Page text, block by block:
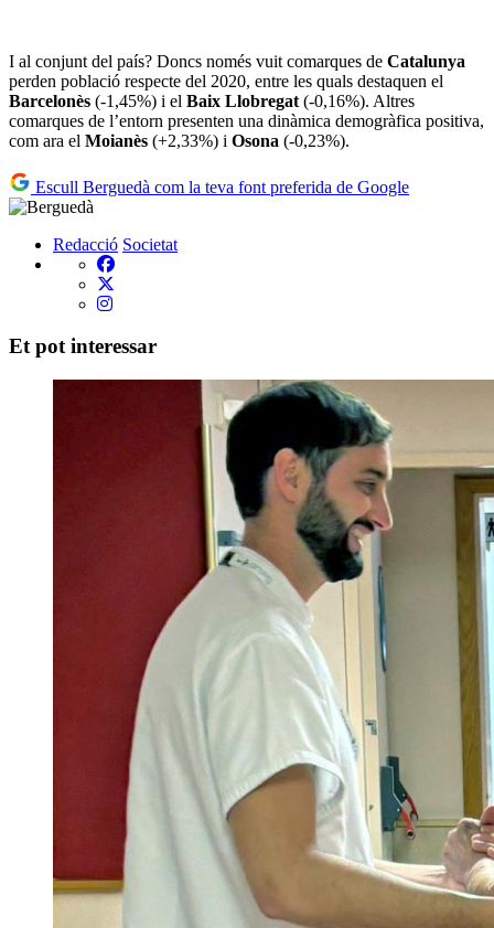
I al conjunt del país? Doncs només vuit comarques de Catalunya
perden població respecte del 2020, entre les quals destaquen el
Barcelonès (-1,45%) i el Baix Llobregat (-0,16%). Altres
comarques de l’entorn presenten una dinàmica demogràfica positiva,
com ara el Moianès (+2,33%) i Osona (-0,23%).
Escull Berguedà com la teva font preferida de Google
Redacció Societat
Et pot interessar